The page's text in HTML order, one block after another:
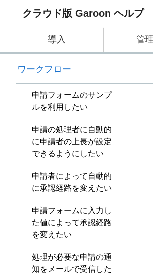
クラウド版 Garoon ヘルプ
導入 管
ワークフロー
申請フォームのサンプ
ルを利用したい
申請の処理者に自動的
に申請者の上長が設定
できるようにしたい
申請者によって自動的
に承認経路を変えたい
申請フォームに入力し
た値によって承認経路
を変えたい
処理が必要な申請の通
知をメールで受信した